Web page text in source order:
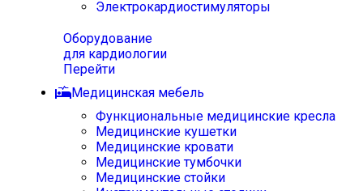
Электрокардиостимуляторы
Оборудование
для кардиологии
Перейти
Медицинская мебель
Функциональные медицинские кресла
Медицинские кушетки
Медицинские кровати
Медицинские тумбочки
Медицинские стойки